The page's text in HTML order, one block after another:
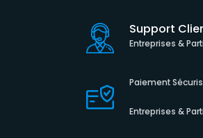
Support
Entreprises &
Paiement
Entreprises &